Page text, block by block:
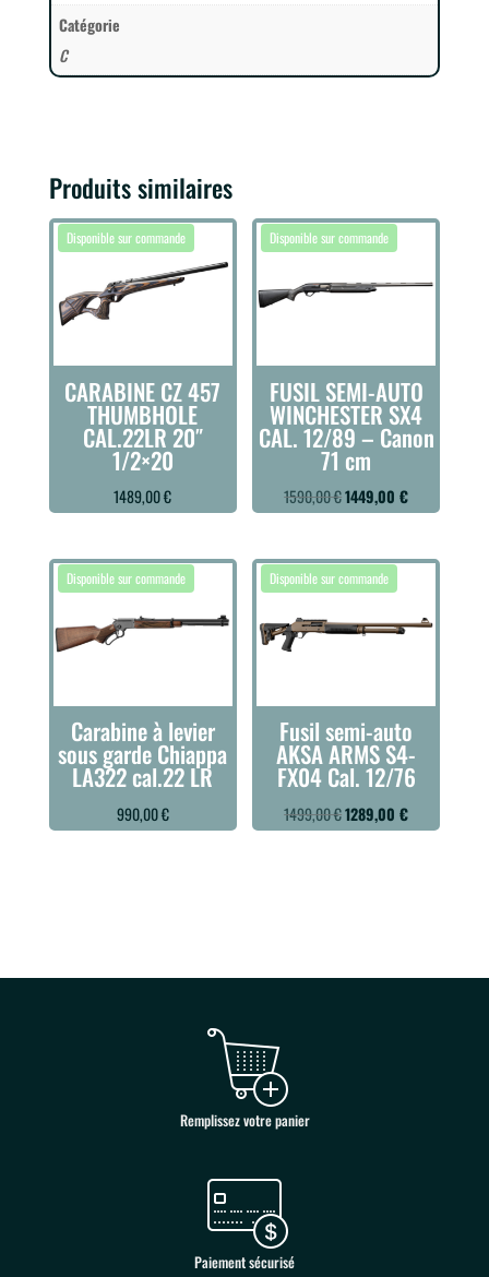
Catégorie
C
Produits similaires
CARABINE CZ 457
THUMBHOLE
CAL.22LR 20″
1/2×20
1489,00€
FUSIL SEMI-AUTO
WINCHESTER SX4
CAL. 12/89 – Canon
71 cm
1590,00€Le
était :
1449,00€Le
Carabine à levier
sous garde Chiappa
LA322 cal.22 LR
990,00€
Fusil semi-auto
AKSA ARMS S4-
FX04 Cal. 12/76
1499,00€Le
1289,00€Le
Remplissez votre panier
Paiement sécurisé